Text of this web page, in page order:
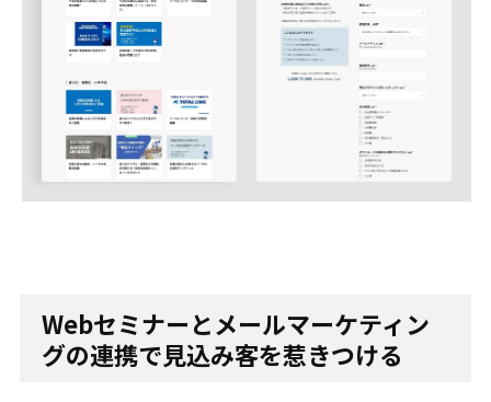
Webセミナーとメールマーケティン
グの連携で見込み客を惹きつける